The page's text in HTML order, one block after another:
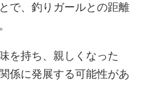
で、釣りガールとの距離
を持ち、親しくなった
係に発展する可能性があ